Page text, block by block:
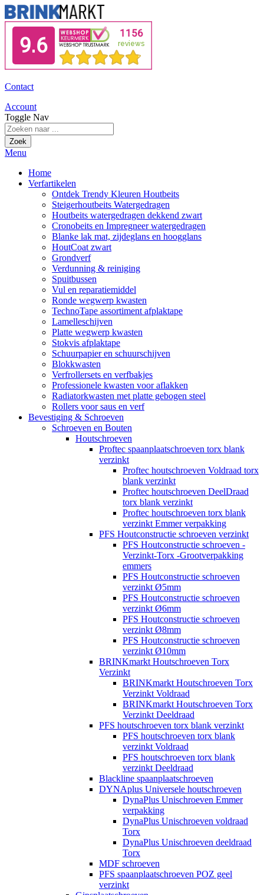
Contact
Account
Toggle Nav
Zoek
Menu
Home
Verfartikelen
Ontdek Trendy Kleuren Houtbeits
Steigerhoutbeits Watergedragen
Houtbeits watergedragen dekkend zwart
Cronobeits en Impregneer watergedragen
Blanke lak mat, zijdeglans en hoogglans
HoutCoat zwart
Grondverf
Verdunning & reiniging
Spuitbussen
Vul en reparatiemiddel
Ronde wegwerp kwasten
TechnoTape assortiment afplaktape
Lamelleschijven
Platte wegwerp kwasten
Stokvis afplaktape
Schuurpapier en schuurschijven
Blokkwasten
Verfrollersets en verfbakjes
Professionele kwasten voor aflakken
Radiatorkwasten met platte gebogen steel
Rollers voor saus en verf
Bevestiging & Schroeven
Schroeven en Bouten
Houtschroeven
Proftec spaanplaatschroeven torx blank
verzinkt
Proftec houtschroeven Voldraad torx
blank verzinkt
Proftec houtschroeven DeelDraad
torx blank verzinkt
Proftec houtschroeven torx blank
verzinkt Emmer verpakking
PFS Houtconstructie schroeven verzinkt
PFS Houtconstructie schroeven -
Verzinkt-Torx -Grootverpakking
emmers
PFS Houtconstructie schroeven
verzinkt Ø5mm
PFS Houtconstructie schroeven
verzinkt Ø6mm
PFS Houtconstructie schroeven
verzinkt Ø8mm
PFS Houtconstructie schroeven
verzinkt Ø10mm
BRINKmarkt Houtschroeven Torx
Verzinkt
BRINKmarkt Houtschroeven Torx
Verzinkt Voldraad
BRINKmarkt Houtschroeven Torx
Verzinkt Deeldraad
PFS houtschroeven torx blank verzinkt
PFS houtschroeven torx blank
verzinkt Voldraad
PFS houtschroeven torx blank
verzinkt Deeldraad
Blackline spaanplaatschroeven
DYNAplus Universele houtschroeven
DynaPlus Unischroeven Emmer
verpakking
DynaPlus Unischroeven voldraad
Torx
DynaPlus Unischroeven deeldraad
Torx
MDF schroeven
PFS spaanplaatschroeven POZ geel
verzinkt